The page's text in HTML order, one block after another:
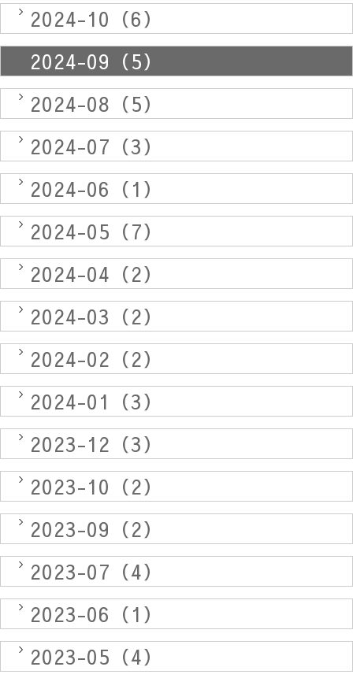
2024-10（6）
2024-09（5）
2024-08（5）
2024-07（3）
2024-06（1）
2024-05（7）
2024-04（2）
2024-03（2）
2024-02（2）
2024-01（3）
2023-12（3）
2023-10（2）
2023-09（2）
2023-07（4）
2023-06（1）
2023-05（4）